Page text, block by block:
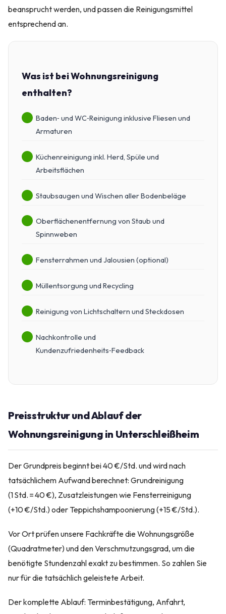
beansprucht werden, und passen die Reinigungsmittel
entsprechend an.
Was ist bei Wohnungsreinigung
enthalten?
Baden‑ und WC‑Reinigung inklusive Fliesen und
Armaturen
Küchenreinigung inkl. Herd, Spüle und
Arbeitsflächen
Staubsaugen und Wischen aller Bodenbeläge
Oberflächenentfernung von Staub und
Spinnweben
Fensterrahmen und Jalousien (optional)
Müllentsorgung und Recycling
Reinigung von Lichtschaltern und Steckdosen
Nachkontrolle und
Kundenzufriedenheits‑Feedback
Preisstruktur und Ablauf der
Wohnungsreinigung in Unterschleißheim
Der Grundpreis beginnt bei 40 €/Std. und wird nach
tatsächlichem Aufwand berechnet: Grundreinigung
(1 Std. = 40 €), Zusatzleistungen wie Fensterreinigung
(+10 €/Std.) oder Teppichshampoonierung (+15 €/Std.).
Vor Ort prüfen unsere Fachkräfte die Wohnungsgröße
(Quadratmeter) und den Verschmutzungsgrad, um die
benötigte Stundenzahl exakt zu bestimmen. So zahlen Sie
nur für die tatsächlich geleistete Arbeit.
Der komplette Ablauf: Terminbestätigung, Anfahrt,